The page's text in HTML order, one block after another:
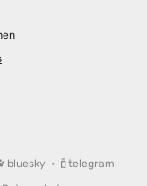
bluesky •
telegram